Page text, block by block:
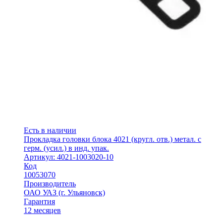
Есть в наличии
Прокладка головки блока 4021 (кругл. отв.) метал. с
герм. (усил.) в инд. упак.
Артикул: 4021-1003020-10
Код
10053070
Производитель
ОАО УАЗ (г. Ульяновск)
Гарантия
12 месяцев